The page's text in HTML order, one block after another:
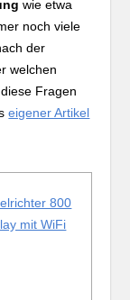
wie etwa
noch viele
der
welchen
Fragen
eigener Artikel
800
mit WiFi